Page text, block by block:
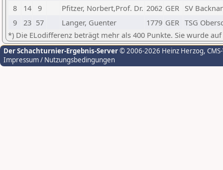
8
14 9 Pfitzer, Norbert,Prof. Dr. 2062 GER SV
9
23 57 Langer, Guenter 1779 GER TSG
*) Die ELodifferenz beträgt mehr als 400 Punkte. Sie wurde
Der Schachturnier-Ergebnis-Server© 2006-2026 Heinz Herzog,
Impressum / Nutzungsbedingungen